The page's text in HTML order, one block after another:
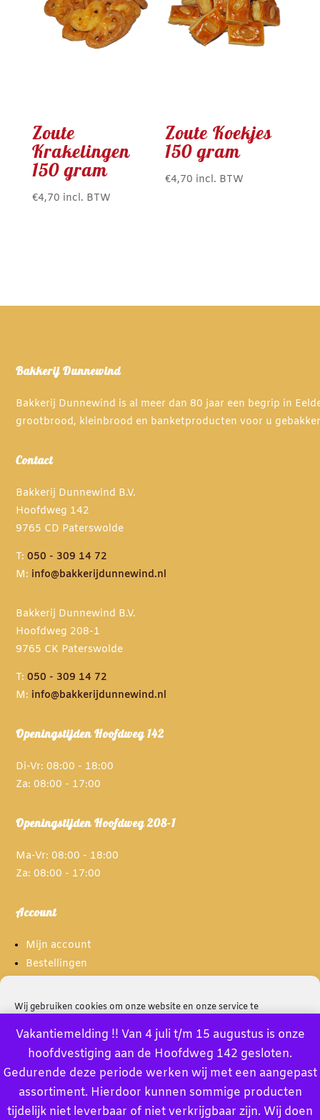
Wij gebruiken cookies om onze website en onze service te
Accept
Deny
Vakantiemelding !! Van 4 juli t/m 15 augustus is onze
hoofdvestiging aan de Hoofdweg 142 gesloten.
Gedurende deze periode werken wij met een aangepast
assortiment. Hierdoor kunnen sommige producten
tijdelijk niet leverbaar of niet verkrijgbaar zijn. Wij doen
Zoute
Krakelingen
150 gram
€4,70 incl. BTW
Zoute Koekjes
150 gram
€4,70 incl. BTW
Bakkerij Dunnewind
Bakkerij Dunnewind is al meer dan 80 jaar een begrip in
grootbrood, kleinbrood en banketproducten voor u
Contact
Bakkerij Dunnewind B.V.
Hoofdweg 142
9765 CD Paterswolde
T:050 - 309 14 72
M: info@bakkerijdunnewind.nl
Bakkerij Dunnewind B.V.
Hoofdweg 208-1
9765 CK Paterswolde
T:050 - 309 14 72
M: info@bakkerijdunnewind.nl
Openingstijden Hoofdweg 142
Di-Vr: 08:00 - 18:00
Za: 08:00 - 17:00
Openingstijden Hoofdweg 208-1
Ma-Vr: 08:00 - 18:00
Za: 08:00 - 17:00
Account
Mijn account
Bestellingen
Informatie
Over ons
Privacybeleid